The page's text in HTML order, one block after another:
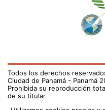
Todos los derechos
Ciudad de Panamá - Panamá
Prohibida su reproducción
de su titular